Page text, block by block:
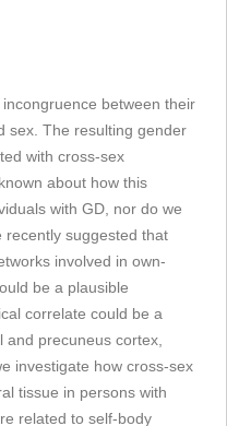
between their
sex. The resulting gender
with cross-sex
about how this
with GD, nor do we
recently suggested that
involved in own-
be a plausible
correlate could be a
precuneus cortex,
investigate how cross-sex
tissue in persons with
related to self-body